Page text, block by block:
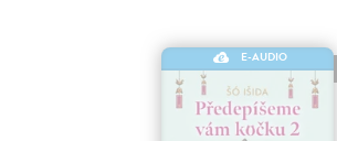
E-AUDIO